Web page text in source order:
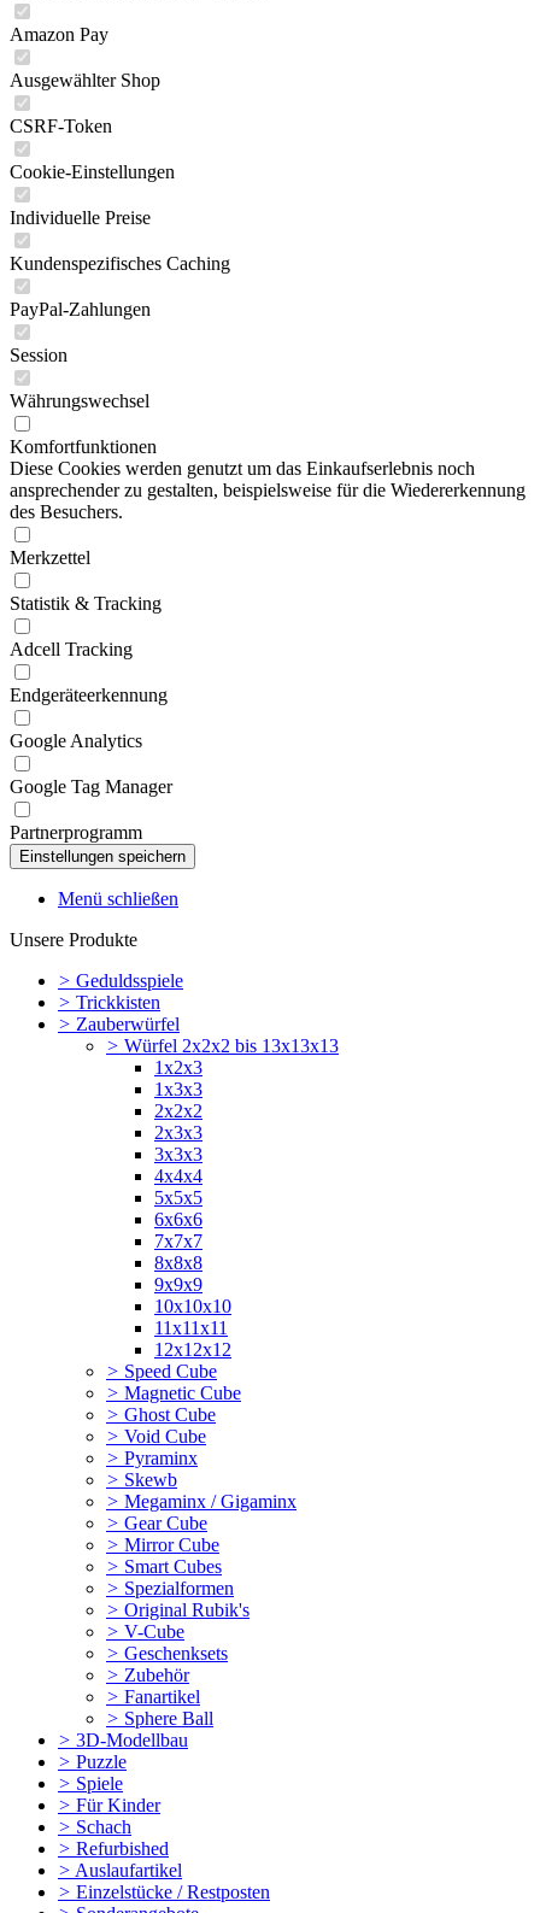
Amazon Pay
Ausgewählter Shop
CSRF-Token
Cookie-Einstellungen
Individuelle Preise
Kundenspezifisches Caching
PayPal-Zahlungen
Session
Währungswechsel
Komfortfunktionen
Diese Cookies werden genutzt um das Einkaufserlebnis noch
ansprechender zu gestalten, beispielsweise für die Wiedererkennung
des Besuchers.
Merkzettel
Statistik & Tracking
Adcell Tracking
Endgeräteerkennung
Google Analytics
Google Tag Manager
Partnerprogramm
Menü schließen
Unsere Produkte
> Geduldsspiele
> Trickkisten
> Zauberwürfel
> Würfel 2x2x2 bis 13x13x13
1x2x3
1x3x3
2x2x2
2x3x3
3x3x3
4x4x4
5x5x5
6x6x6
7x7x7
8x8x8
9x9x9
10x10x10
11x11x11
12x12x12
> Speed Cube
> Magnetic Cube
> Ghost Cube
> Void Cube
> Pyraminx
> Skewb
> Megaminx / Gigaminx
> Gear Cube
> Mirror Cube
> Smart Cubes
> Spezialformen
> Original Rubik's
> V-Cube
> Geschenksets
> Zubehör
> Fanartikel
> Sphere Ball
> 3D-Modellbau
> Puzzle
> Spiele
> Für Kinder
> Schach
> Refurbished
> Auslaufartikel
> Einzelstücke / Restposten